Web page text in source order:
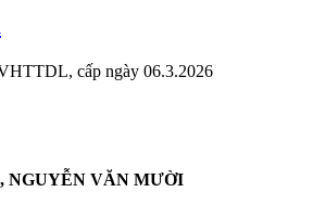
cấp ngày 06.3.2026
NGUYỄN VĂN MƯỜI